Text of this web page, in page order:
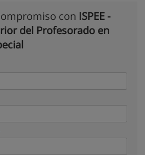
con ISPEE -
del Profesorado en